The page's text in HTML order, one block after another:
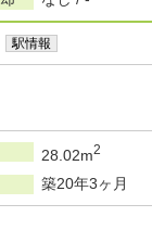
駅情報
28.02m2
築20年3ヶ月